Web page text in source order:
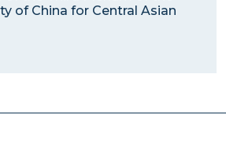
of China for Central Asian